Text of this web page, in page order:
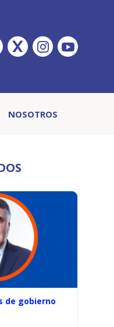
NOSOTROS
de gobierno